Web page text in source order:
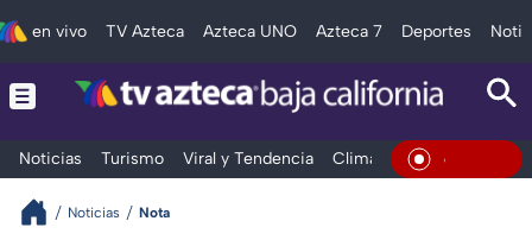
en vivo TV Azteca Azteca UNO Azteca 7 Deportes
Noticias Turismo Viral y Tendencia Clima Deportes En Vivo
Noticias Nota